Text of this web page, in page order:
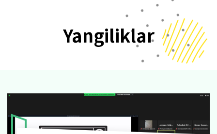
Yangiliklar